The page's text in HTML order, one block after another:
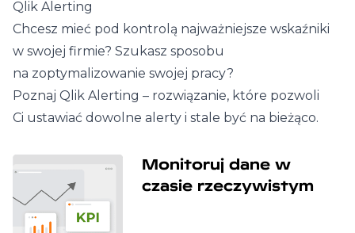
Qlik Alerting
Chcesz mieć pod kontrolą najważniejsze wskaźniki
w swojej firmie? Szukasz sposobu
na zoptymalizowanie swojej pracy?
Poznaj Qlik Alerting – rozwiązanie, które pozwoli
Ci ustawiać dowolne alerty i stale być na bieżąco.
Monitoruj dane w
czasie rzeczywistym